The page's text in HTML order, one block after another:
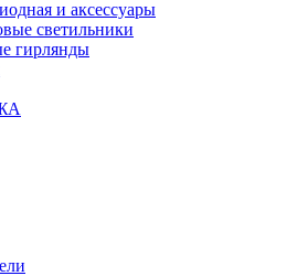
и аксессуары
светильники
гирлянды